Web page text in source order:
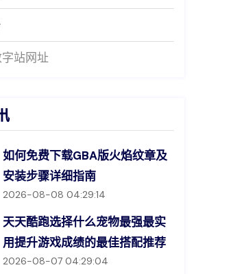
站网址
如何免费下载GBA版火焰纹章及
安装步骤详细指南
2026-08-08 04:29:14
天天酷跑选择什么宠物最强最实
用提升游戏成绩的最佳搭配推荐
2026-08-07 04:29:04